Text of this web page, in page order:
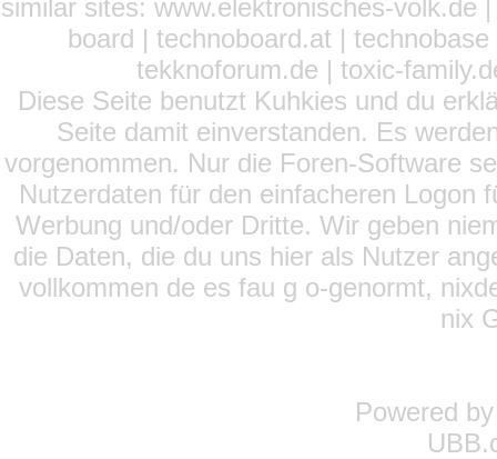
similar sites: www.elektronisches-volk.de
board | technoboard.at |
tekknoforum.de | toxic-
Diese Seite benutzt Kuhkies und du
Seite damit einverstanden. Es
vorgenommen. Nur die Foren-Software
Nutzerdaten für den einfacheren Logon
Werbung und/oder Dritte. Wir geben
die Daten, die du uns hier als Nutzer
vollkommen de es fau g o-genormt,
nix
Powered